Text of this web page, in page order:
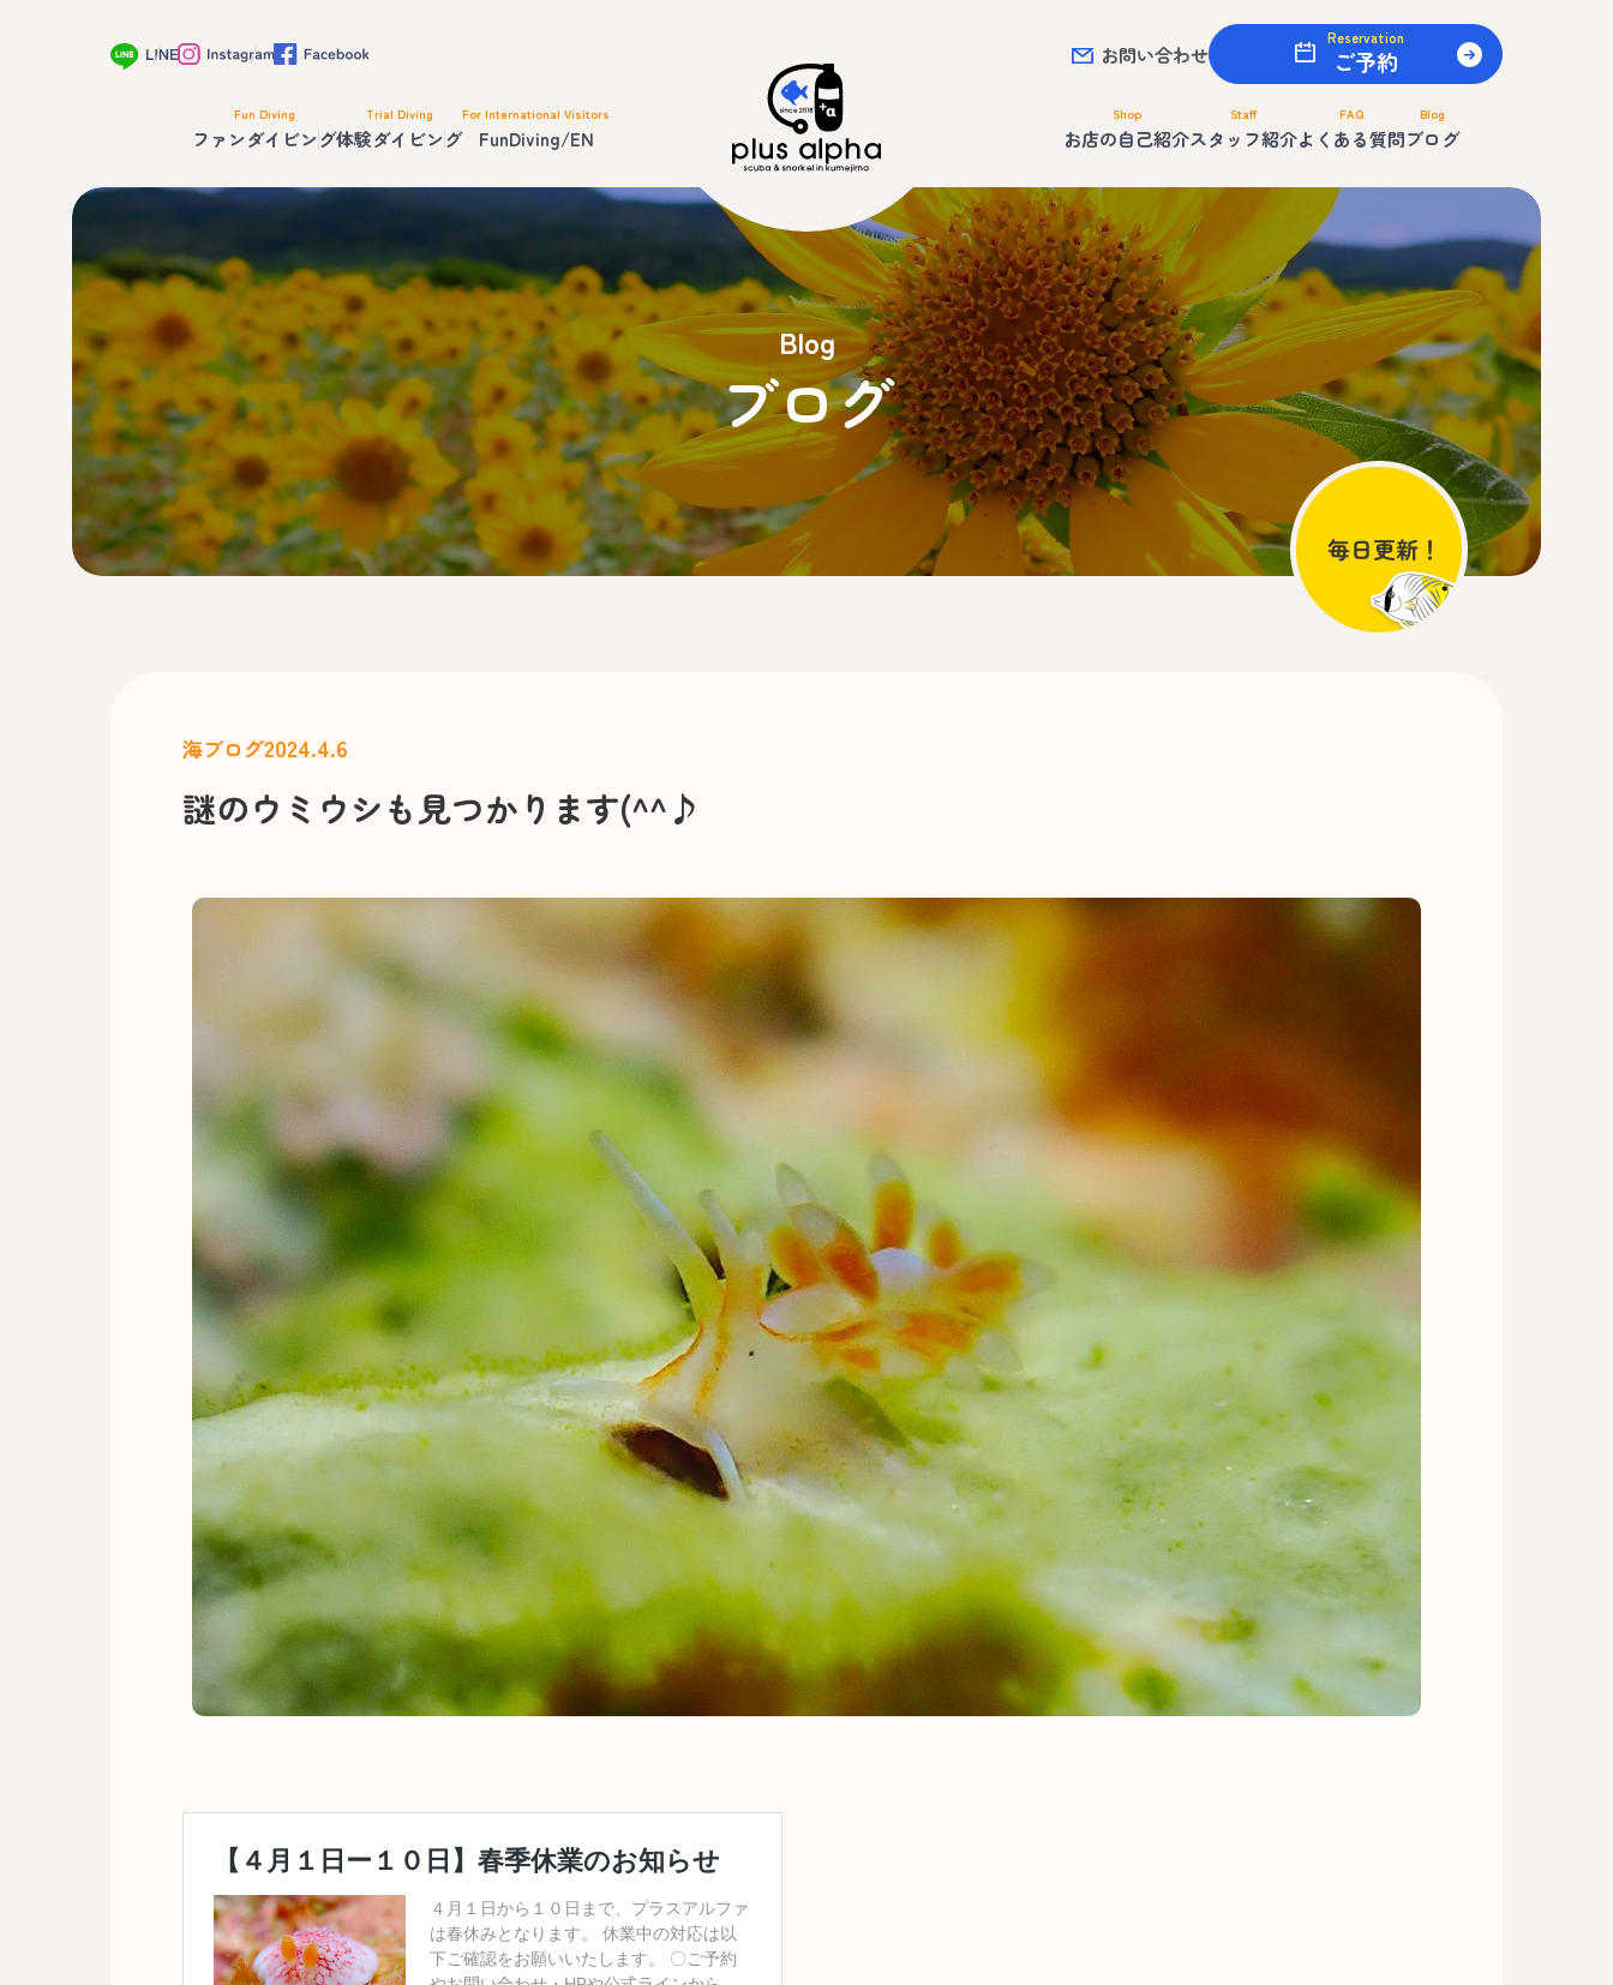
お問い合わせ
Reservation
ご予約
Fun Diving
ファンダイビング
Trial Diving
体験ダイビング
For International Visitors
FunDiving/EN
Shop
お店の自己紹介
Staff
スタッフ紹介
FAQ
よくある質問
Blog
ブログ
Blog
ブログ
海ブログ2024.4.6
謎のウミウシも見つかります(^^♪